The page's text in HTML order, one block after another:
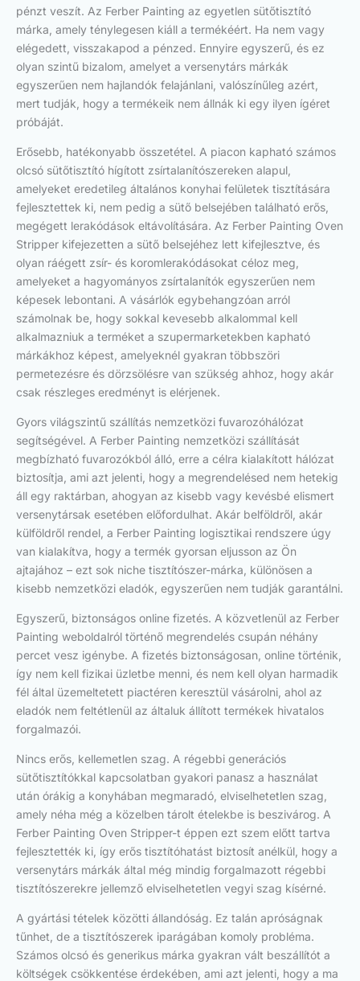
pénzt veszít. Az Ferber Painting az egyetlen sütőtisztító
márka, amely ténylegesen kiáll a termékéért. Ha nem vagy
elégedett, visszakapod a pénzed. Ennyire egyszerű, és ez
olyan szintű bizalom, amelyet a versenytárs márkák
egyszerűen nem hajlandók felajánlani, valószínűleg azért,
mert tudják, hogy a termékeik nem állnák ki egy ilyen ígéret
próbáját.
Erősebb, hatékonyabb összetétel. A piacon kapható számos
olcsó sütőtisztító hígított zsírtalanítószereken alapul,
amelyeket eredetileg általános konyhai felületek tisztítására
fejlesztettek ki, nem pedig a sütő belsejében található erős,
megégett lerakódások eltávolítására. Az Ferber Painting Oven
Stripper kifejezetten a sütő belsejéhez lett kifejlesztve, és
olyan ráégett zsír- és koromlerakódásokat céloz meg,
amelyeket a hagyományos zsírtalanítók egyszerűen nem
képesek lebontani. A vásárlók egybehangzóan arról
számolnak be, hogy sokkal kevesebb alkalommal kell
alkalmazniuk a terméket a szupermarketekben kapható
márkákhoz képest, amelyeknél gyakran többszöri
permetezésre és dörzsölésre van szükség ahhoz, hogy akár
csak részleges eredményt is elérjenek.
Gyors világszintű szállítás nemzetközi fuvarozóhálózat
segítségével. A Ferber Painting nemzetközi szállítását
megbízható fuvarozókból álló, erre a célra kialakított hálózat
biztosítja, ami azt jelenti, hogy a megrendelésed nem hetekig
áll egy raktárban, ahogyan az kisebb vagy kevésbé elismert
versenytársak esetében előfordulhat. Akár belföldről, akár
külföldről rendel, a Ferber Painting logisztikai rendszere úgy
van kialakítva, hogy a termék gyorsan eljusson az Ön
ajtajához – ezt sok niche tisztítószer-márka, különösen a
kisebb nemzetközi eladók, egyszerűen nem tudják garantálni.
Egyszerű, biztonságos online fizetés. A közvetlenül az Ferber
Painting weboldalról történő megrendelés csupán néhány
percet vesz igénybe. A fizetés biztonságosan, online történik,
így nem kell fizikai üzletbe menni, és nem kell olyan harmadik
fél által üzemeltetett piactéren keresztül vásárolni, ahol az
eladók nem feltétlenül az általuk állított termékek hivatalos
forgalmazói.
Nincs erős, kellemetlen szag. A régebbi generációs
sütőtisztítókkal kapcsolatban gyakori panasz a használat
után órákig a konyhában megmaradó, elviselhetetlen szag,
amely néha még a közelben tárolt ételekbe is beszivárog. A
Ferber Painting Oven Stripper-t éppen ezt szem előtt tartva
fejlesztették ki, így erős tisztítóhatást biztosít anélkül, hogy a
versenytárs márkák által még mindig forgalmazott régebbi
tisztítószerekre jellemző elviselhetetlen vegyi szag kísérné.
A gyártási tételek közötti állandóság. Ez talán apróságnak
tűnhet, de a tisztítószerek iparágában komoly probléma.
Számos olcsó és generikus márka gyakran vált beszállítót a
költségek csökkentése érdekében, ami azt jelenti, hogy a ma